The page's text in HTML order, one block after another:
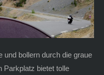
und bollern durch die graue
Parkplatz bietet tolle